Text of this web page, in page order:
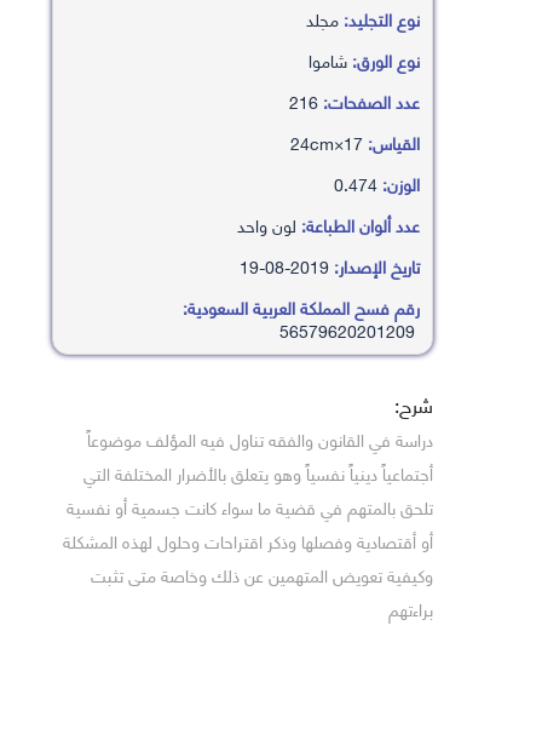
نوع التجليد:مجلد
نوع الورق:شاموا
عدد الصفحات:
القياس:
الوزن:
عدد ألوان الطباعة: لون واحد
تاريخ الإصدار:
رقم فسح المملكة العربية السعودية:
56579620201209
شرح:
دراسة في القانون والفقه تناول فيه المؤلف موضوعاً
أجتماعياً دينياً نفسياً وهو يتعلق بالأضرار المختلفة التي
تلحق بالمتهم في قضية ما سواء كانت جسمية أو نفسية
أو أقتصادية وفصلها وذكر اقتراحات وحلول لهذه المشكلة
وكيفية تعويض المتهمين عن ذلك وخاصة متى تثبت
براءتهم